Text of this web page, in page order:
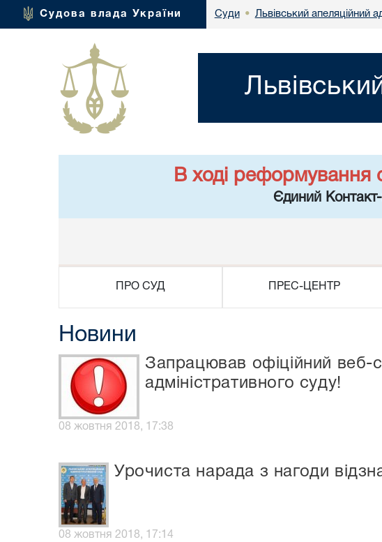
Судова влада України Суди • Львівський апеляційний
В ході реформування
Єдиний
ПРО СУД ПРЕС-ЦЕНТР
Новини
Запрацював офіційний веб-
адміністративного суду!
08 жовтня 2018, 17:38
Урочиста нарада з нагоди
08 жовтня 2018, 17:14